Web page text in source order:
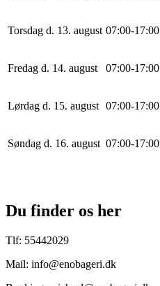
Torsdag d. 13. august 07:00-17:00
Fredag d. 14. august 07:00-17:00
Lørdag d. 15. august 07:00-17:00
Søndag d. 16. august 07:00-17:00
Du finder os her
Tlf: 55442029
Mail: info@enobageri.dk